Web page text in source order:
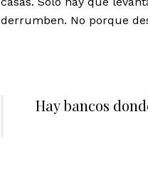
derrumben. No porque
Hay bancos